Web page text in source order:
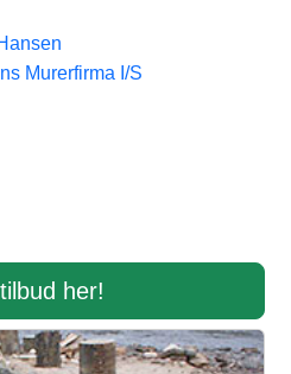
Murerfirma I/S
her!